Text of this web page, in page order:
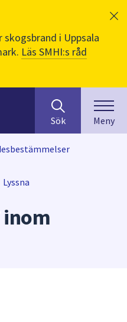
i Uppsala
Läs SMHI:s råd
efter
innehåll
på
webbplatsen.
i
Sök Meny
Lyssna
inom